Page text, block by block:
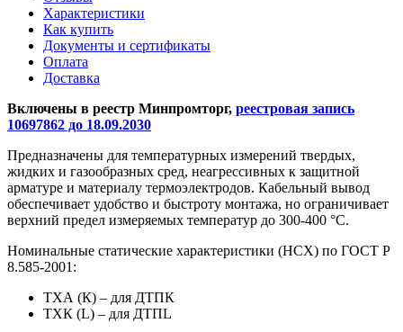
Характеристики
Как купить
Документы и сертификаты
Оплата
Доставка
Включены в реестр Минпромторг, реестровая запись
10697862 до 18.09.2030
Предназначены для температурных измерений твердых,
жидких и газообразных сред, неагрессивных к защитной
арматуре и материалу термоэлектродов. Кабельный вывод
обеспечивает удобство и быстроту монтажа, но ограничивает
верхний предел измеряемых температур до 300-400 °С.
Номинальные статические характеристики (НСХ) по ГОСТ Р
8.585-2001:
ТХА (К) – для ДТПК
ТХК (L) – для ДТПL